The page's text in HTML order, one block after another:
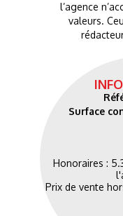
l’agence
valeurs.
Surface
Honoraires :
Prix de vente